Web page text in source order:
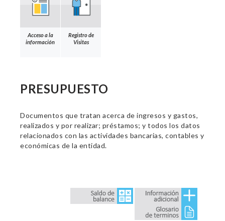
Acceso a la
información
Registro de
Visitas
PRESUPUESTO
Documentos que tratan acerca de ingresos y gastos,
realizados y por realizar; préstamos; y todos los datos
relacionados con las actividades bancarias, contables y
económicas de la entidad.